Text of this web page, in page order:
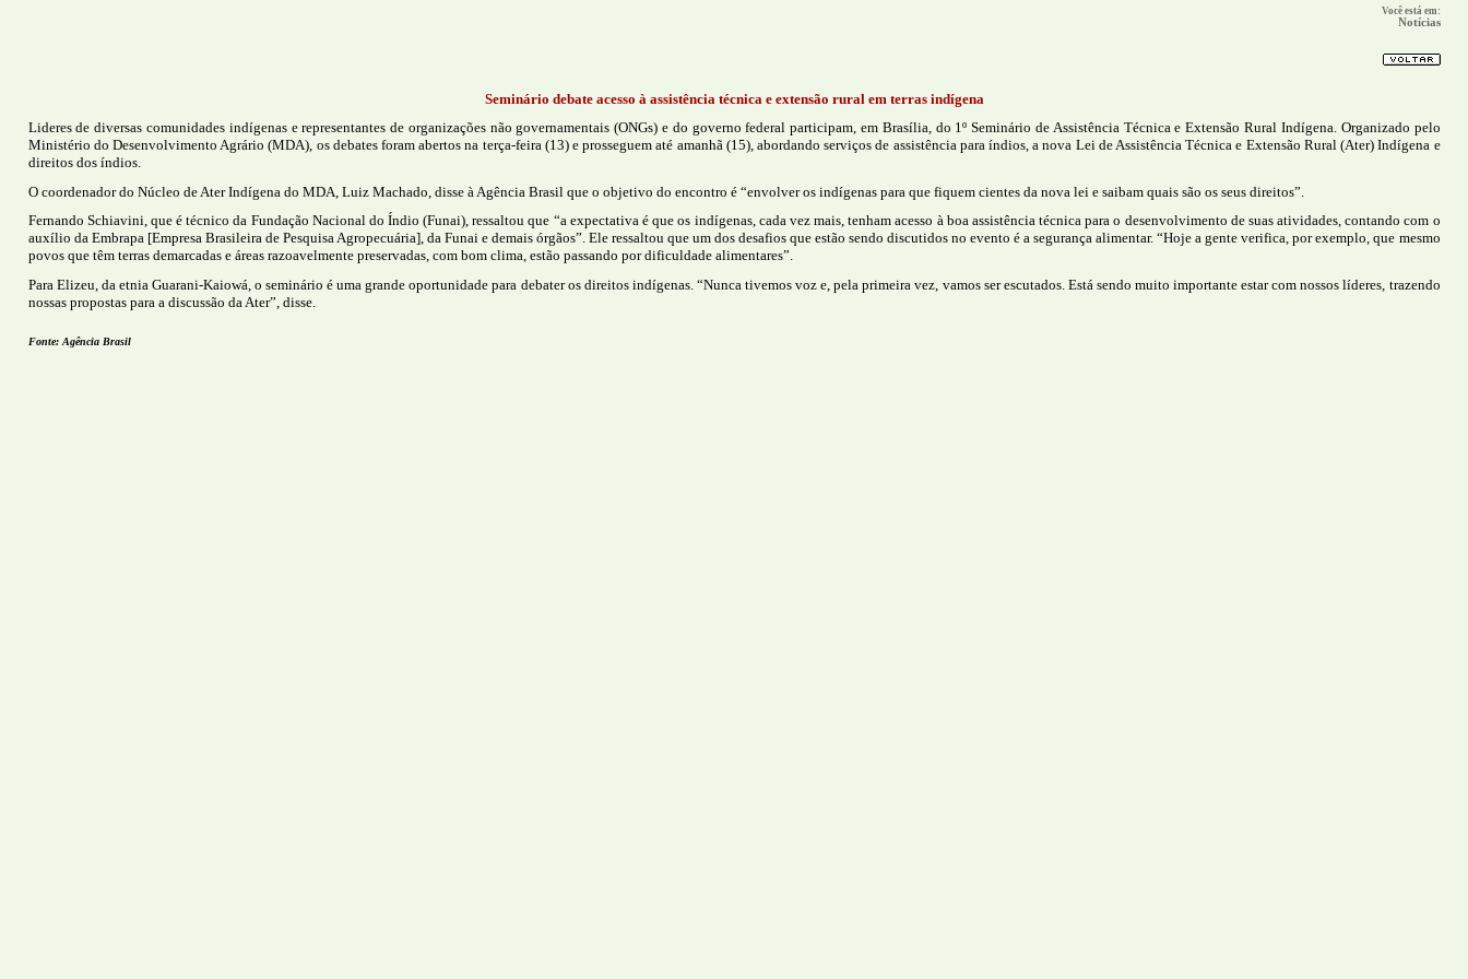
Você está em:
Notícias
Seminário debate acesso à assistência técnica e extensão rural em terras indígena
Lideres de diversas comunidades indígenas e representantes de organizações não governamentais (ONGs) e do governo federal participam, em Brasília, do 1º Seminário de Assistência Técnica e Extensão Rural Indígena. Organizado pelo
Ministério do Desenvolvimento Agrário (MDA), os debates foram abertos na terça-feira (13) e prosseguem até amanhã (15), abordando serviços de assistência para índios, a nova Lei de Assistência Técnica e Extensão Rural (Ater) Indígena e
direitos dos índios.
O coordenador do Núcleo de Ater Indígena do MDA, Luiz Machado, disse à Agência Brasil que o objetivo do encontro é “envolver os indígenas para que fiquem cientes da nova lei e saibam quais são os seus direitos”.
Fernando Schiavini, que é técnico da Fundação Nacional do Índio (Funai), ressaltou que “a expectativa é que os indígenas, cada vez mais, tenham acesso à boa assistência técnica para o desenvolvimento de suas atividades, contando com o
auxílio da Embrapa [Empresa Brasileira de Pesquisa Agropecuária], da Funai e demais órgãos”. Ele ressaltou que um dos desafios que estão sendo discutidos no evento é a segurança alimentar. “Hoje a gente verifica, por exemplo, que mesmo
povos que têm terras demarcadas e áreas razoavelmente preservadas, com bom clima, estão passando por dificuldade alimentares”.
Para Elizeu, da etnia Guarani-Kaiowá, o seminário é uma grande oportunidade para debater os direitos indígenas. “Nunca tivemos voz e, pela primeira vez, vamos ser escutados. Está sendo muito importante estar com nossos líderes, trazendo
nossas propostas para a discussão da Ater”, disse.
Fonte: Agência Brasil